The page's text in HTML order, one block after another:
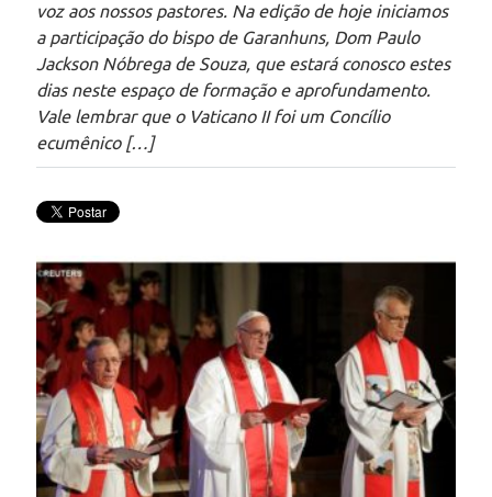
voz aos nossos pastores. Na edição de hoje iniciamos
a participação do bispo de Garanhuns, Dom Paulo
Jackson Nóbrega de Souza, que estará conosco estes
dias neste espaço de formação e aprofundamento.
Vale lembrar que o Vaticano II foi um Concílio
ecumênico […]